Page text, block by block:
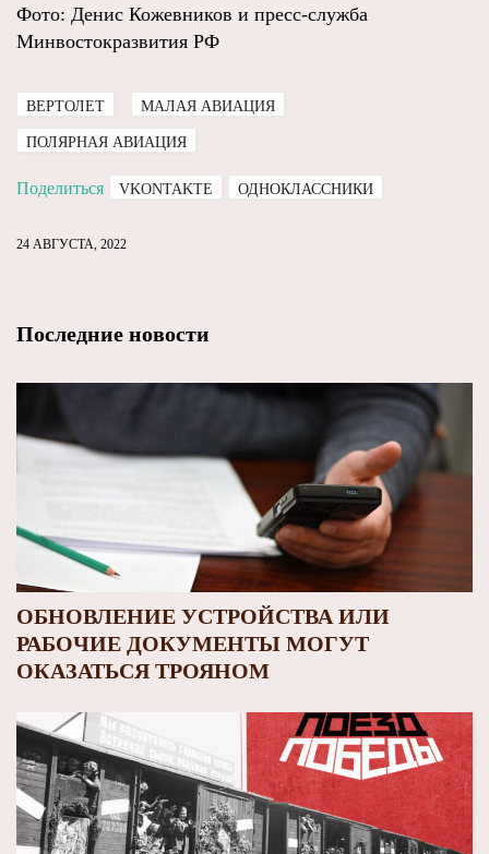
Фото: Денис Кожевников и пресс-служба
Минвостокразвития РФ
ВЕРТОЛЕТ МАЛАЯ АВИАЦИЯ
ПОЛЯРНАЯ АВИАЦИЯ
Поделиться VKONTAKTE ОДНОКЛАССНИКИ
24 АВГУСТА, 2022
Последние новости
ОБНОВЛЕНИЕ УСТРОЙСТВА ИЛИ
РАБОЧИЕ ДОКУМЕНТЫ МОГУТ
ОКАЗАТЬСЯ ТРОЯНОМ